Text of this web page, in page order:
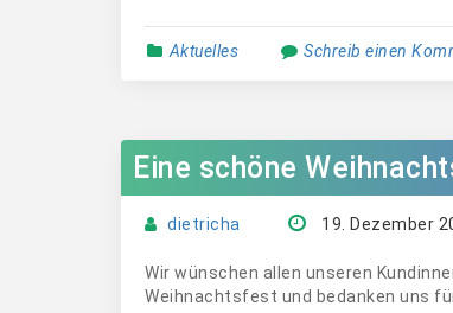
Aktuelles Schreib einen
Eine schöne
dietricha 19. Dezember
Wir wünschen allen unseren
Weihnachtsfest und bedanken uns